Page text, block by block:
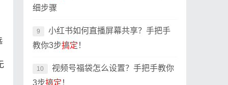
细步骤
9
小红书如何直播屏幕共享？手把手
教你3步搞定 ！
10
视频号福袋怎么设置？手把手教你
3步搞定 ！